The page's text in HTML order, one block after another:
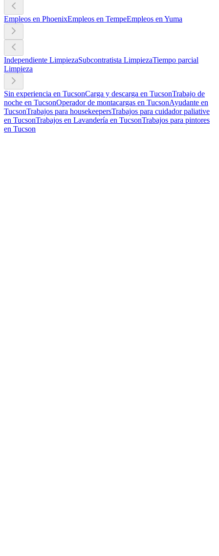
Empleos en PhoenixEmpleos en TempeEmpleos en Yuma
Independiente LimpiezaSubcontratista LimpiezaTiempo parcial
Limpieza
Sin experiencia en TucsonCarga y descarga en TucsonTrabajo de
noche en TucsonOperador de montacargas en TucsonAyudante en
TucsonTrabajos para housekeepersTrabajos para cuidador paliative
en TucsonTrabajos en Lavandería en TucsonTrabajos para pintores
en Tucson